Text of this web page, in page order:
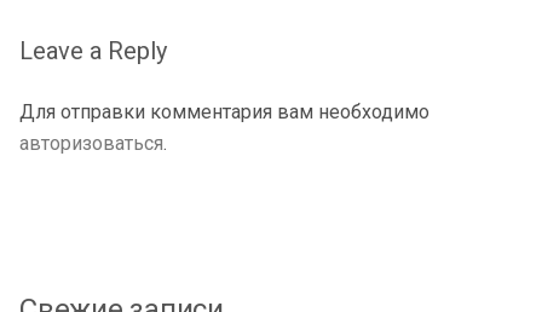
Leave a Reply
Для отправки комментария вам необходимо
авторизоваться.